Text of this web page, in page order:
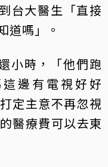
台大醫生「直接
道嗎」。
小時，「他們跑
邊有電視好好
定主意不再忽視
醫療費可以去東